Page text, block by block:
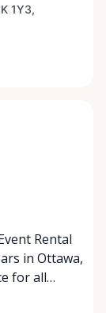
Rental
for all